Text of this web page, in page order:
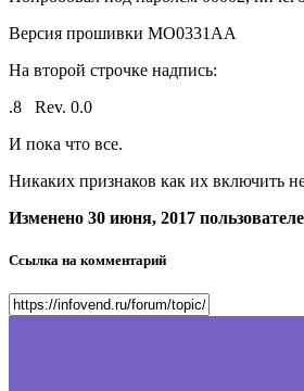
Версия прошивки МО0331АА
На второй строчке надпись:
.8 Rev. 0.0
И пока что все.
Никаких признаков как их включить
Изменено 30 июня, 2017
Ссылка на комментарий